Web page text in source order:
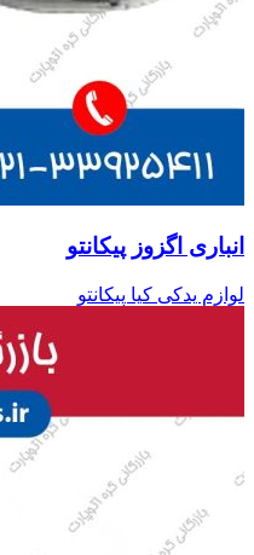
انباری اگزوز پیکانتو
لوازم یدکی کیا پیکانتو